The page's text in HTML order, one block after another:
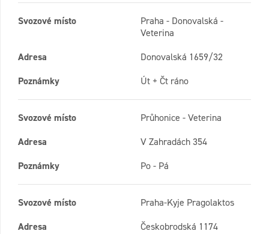
Svozové místo
Praha - Donovalská -
Veterina
Adresa
Donovalská 1659/32
Poznámky
Út + Čt ráno
Svozové místo
Průhonice - Veterina
Adresa
V Zahradách 354
Poznámky
Po - Pá
Svozové místo
Praha-Kyje Pragolaktos
Adresa
Českobrodská 1174